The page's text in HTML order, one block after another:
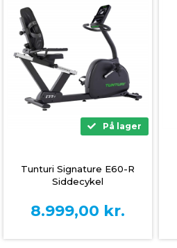
På lager
Tunturi Signature E60-R
Siddecykel
8.999,00 kr.